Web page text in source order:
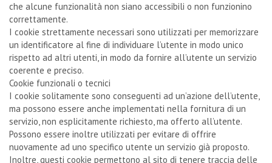
che alcune funzionalità non siano accessibili o non funzionino
correttamente.
I cookie strettamente necessari sono utilizzati per memorizzare
un identificatore al fine di individuare l’utente in modo unico
rispetto ad altri utenti, in modo da fornire all’utente un servizio
coerente e preciso.
Cookie funzionali o tecnici
I cookie solitamente sono conseguenti ad un’azione dell’utente,
ma possono essere anche implementati nella fornitura di un
servizio, non esplicitamente richiesto, ma offerto all’utente.
Possono essere inoltre utilizzati per evitare di offrire
nuovamente ad uno specifico utente un servizio già proposto.
Inoltre, questi cookie permettono al sito di tenere traccia delle